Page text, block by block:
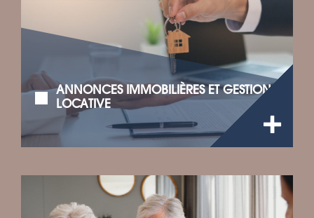
ANNONCES IMMOBILIÈRES ET GESTION
LOCATIVE